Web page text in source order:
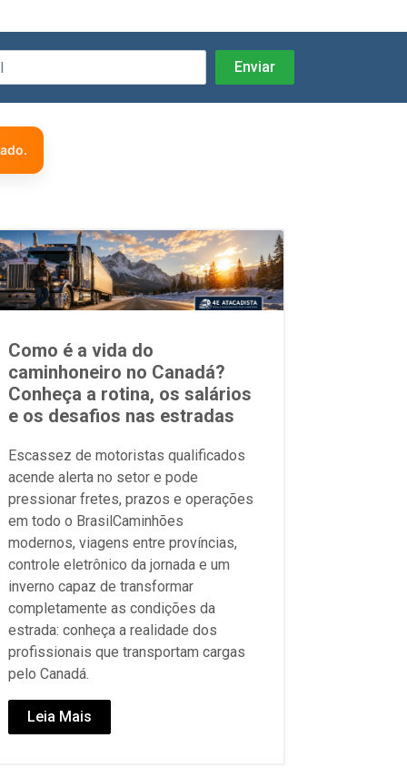
Como é a vida do
caminhoneiro no Canadá?
Conheça a rotina, os salários
e os desafios nas estradas
Escassez de motoristas qualificados
acende alerta no setor e pode
pressionar fretes, prazos e operações
em todo o BrasilCaminhões
modernos, viagens entre províncias,
controle eletrônico da jornada e um
inverno capaz de transformar
completamente as condições da
estrada: conheça a realidade dos
profissionais que transportam cargas
pelo Canadá.
Leia Mais